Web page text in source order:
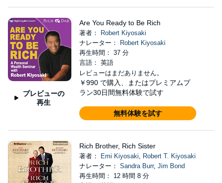
プレビューの
再生
Are You Ready to Be Rich
著者：
Robert Kiyosaki
ナレーター：
Robert Kiyosaki
再生時間： 37 分
言語： 英語
レビューはまだありません。
￥990 で購入、またはプレミアムプ
ラン30日間無料体験で試す
無料体験を試す
Rich Brother, Rich Sister
著者： Emi Kiyosaki, Robert T. Kiyosaki
ナレーター： Sandra Burr, Jim Bond
再生時間： 12 時間 8 分